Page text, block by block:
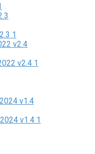
v2.4
v1.4